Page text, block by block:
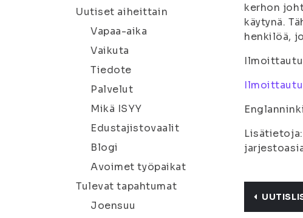
Uutiset aiheittain
Vapaa-aika
Vaikuta
Tiedote
Palvelut
Mikä ISYY
Edustajistovaalit
Blogi
Avoimet työpaikat
Tulevat tapahtumat
Joensuu
kerhon
käytynä.
henkilöä,